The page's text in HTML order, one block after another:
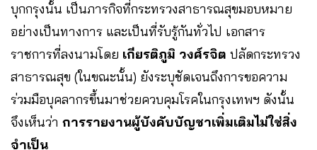
บุกกรุงนั้น เป็นภารกิจที่กระทรวงสาธารณสุขมอบหมาย
อย่างเป็นทางการ และเป็นที่รับรู้กันทั่วไป เอกสาร
ราชการที่ลงนามโดย เกียรติภูมิ วงศ์รจิต ปลัดกระทรวง
สาธารณสุข (ในขณะนั้น) ยังระบุชัดเจนถึงการขอความ
ร่วมมือบุคลากรขึ้นมาช่วยควบคุมโรคในกรุงเทพฯ ดังนั้น
จึงเห็นว่า การรายงานผู้บังคับบัญชาเพิ่มเติมไม่ใช่สิ่ง
จำเป็น